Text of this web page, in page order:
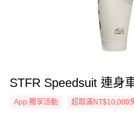
STFR Speedsuit 連身
App 獨享活動 超取滿NT$10,000